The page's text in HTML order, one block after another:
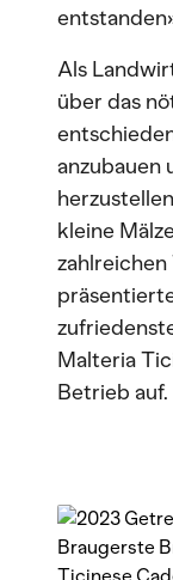
Als
über das
anzubauen
kleine
Malteria
Betrieb auf.